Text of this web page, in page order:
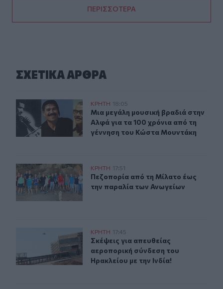
ΠΕΡΙΣΣΟΤΕΡΑ
ΣΧΕΤΙΚA AΡΘΡΑ
Μια μεγάλη μουσική βραδιά στην Αλφά για τα 100
ΚΡΗΤΗ 18:05
Μια μεγάλη μουσική βραδιά στην
Μια μεγάλη μουσική βραδιά στην
Αλφά για τα 100 χρόνια από τη
γέννηση του Κώστα Μουντάκη
Πεζοπορία από τη Μίλατο έως την παραλία των
ΚΡΗΤΗ 17:51
Πεζοπορία από τη Μίλατο έως την
Πεζοπορία από τη Μίλατο έως
την παραλία των Ανωγείων
Σκέψεις για απευθείας αεροπορική σύνδεση του
ΚΡΗΤΗ 17:45
Σκέψεις για απευθείας
Σκέψεις για απευθείας
αεροπορική σύνδεση του
Ηρακλείου με την Ινδία!